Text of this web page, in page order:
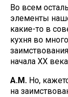
Во всем
элементы
какие-то в
кухня во
начала XX
А.М. Но,
на